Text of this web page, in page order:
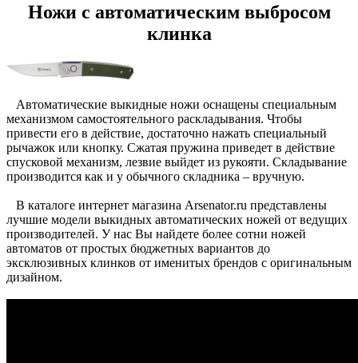
Ножи с автоматическим выбросом
клинка
Автоматические выкидные ножи оснащены специальным
механизмом самостоятельного раскладывания. Чтобы
привести его в действие, достаточно нажать специальный
рычажок или кнопку. Сжатая пружина приведет в действие
спусковой механизм, лезвие выйдет из рукояти. Складывание
производится как и у обычного складника – вручную.
В каталоге интернет магазина Arsenator.ru представлены
лучшие модели выкидных автоматических ножей от ведущих
производителей. У нас Вы найдете более сотни ножей
автоматов от простых бюджетных вариантов до
эксклюзивных клинков от именитых брендов с оригинальным
дизайном.